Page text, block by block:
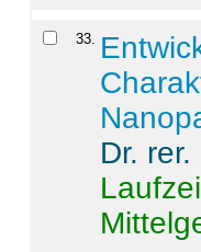
33.
Dr.